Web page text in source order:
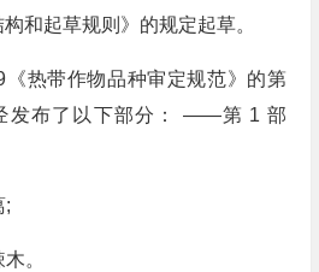
和起草规则》的规定起草。
《热带作物品种审定规范》的第
发布了以下部分： ——第 1 部
;
。